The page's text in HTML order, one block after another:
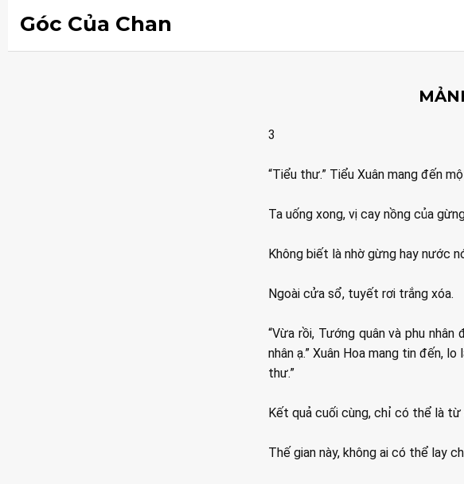
Góc Của Chan
3
“Tiểu thư.” Tiểu Xuân mang đến
Ta uống xong, vị cay nồng của
Không biết là nhờ gừng hay nước
Ngoài cửa sổ, tuyết rơi trắng xóa.
“Vừa rồi, Tướng quân và phu
nhân ạ.” Xuân Hoa mang tin đến,
thư.”
Kết quả cuối cùng, chỉ có thể là từ
Thế gian này, không ai có thể lay